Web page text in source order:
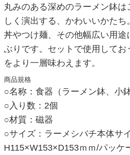
丸みのある深めのラーメン鉢
しく演出する、かわいいかた
丼やつけ麺、その他幅広い用途
ぶりです。セットで使用してお
をより一層味わえます。
商品規格
○名称：食器（ラーメン鉢、小鉢
○入り数：2個
○材質：磁器
○サイズ：ラーメシバチ本体サ
H115×W153×D153ｍｍ/パッケ